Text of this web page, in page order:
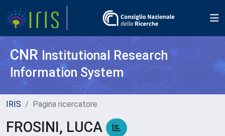
CNR Institutional Research
Information System
IRIS Pagina ricercatore
FROSINI, LUCA